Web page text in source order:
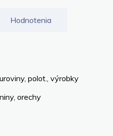
Hodnotenia
polot., výrobky
orechy